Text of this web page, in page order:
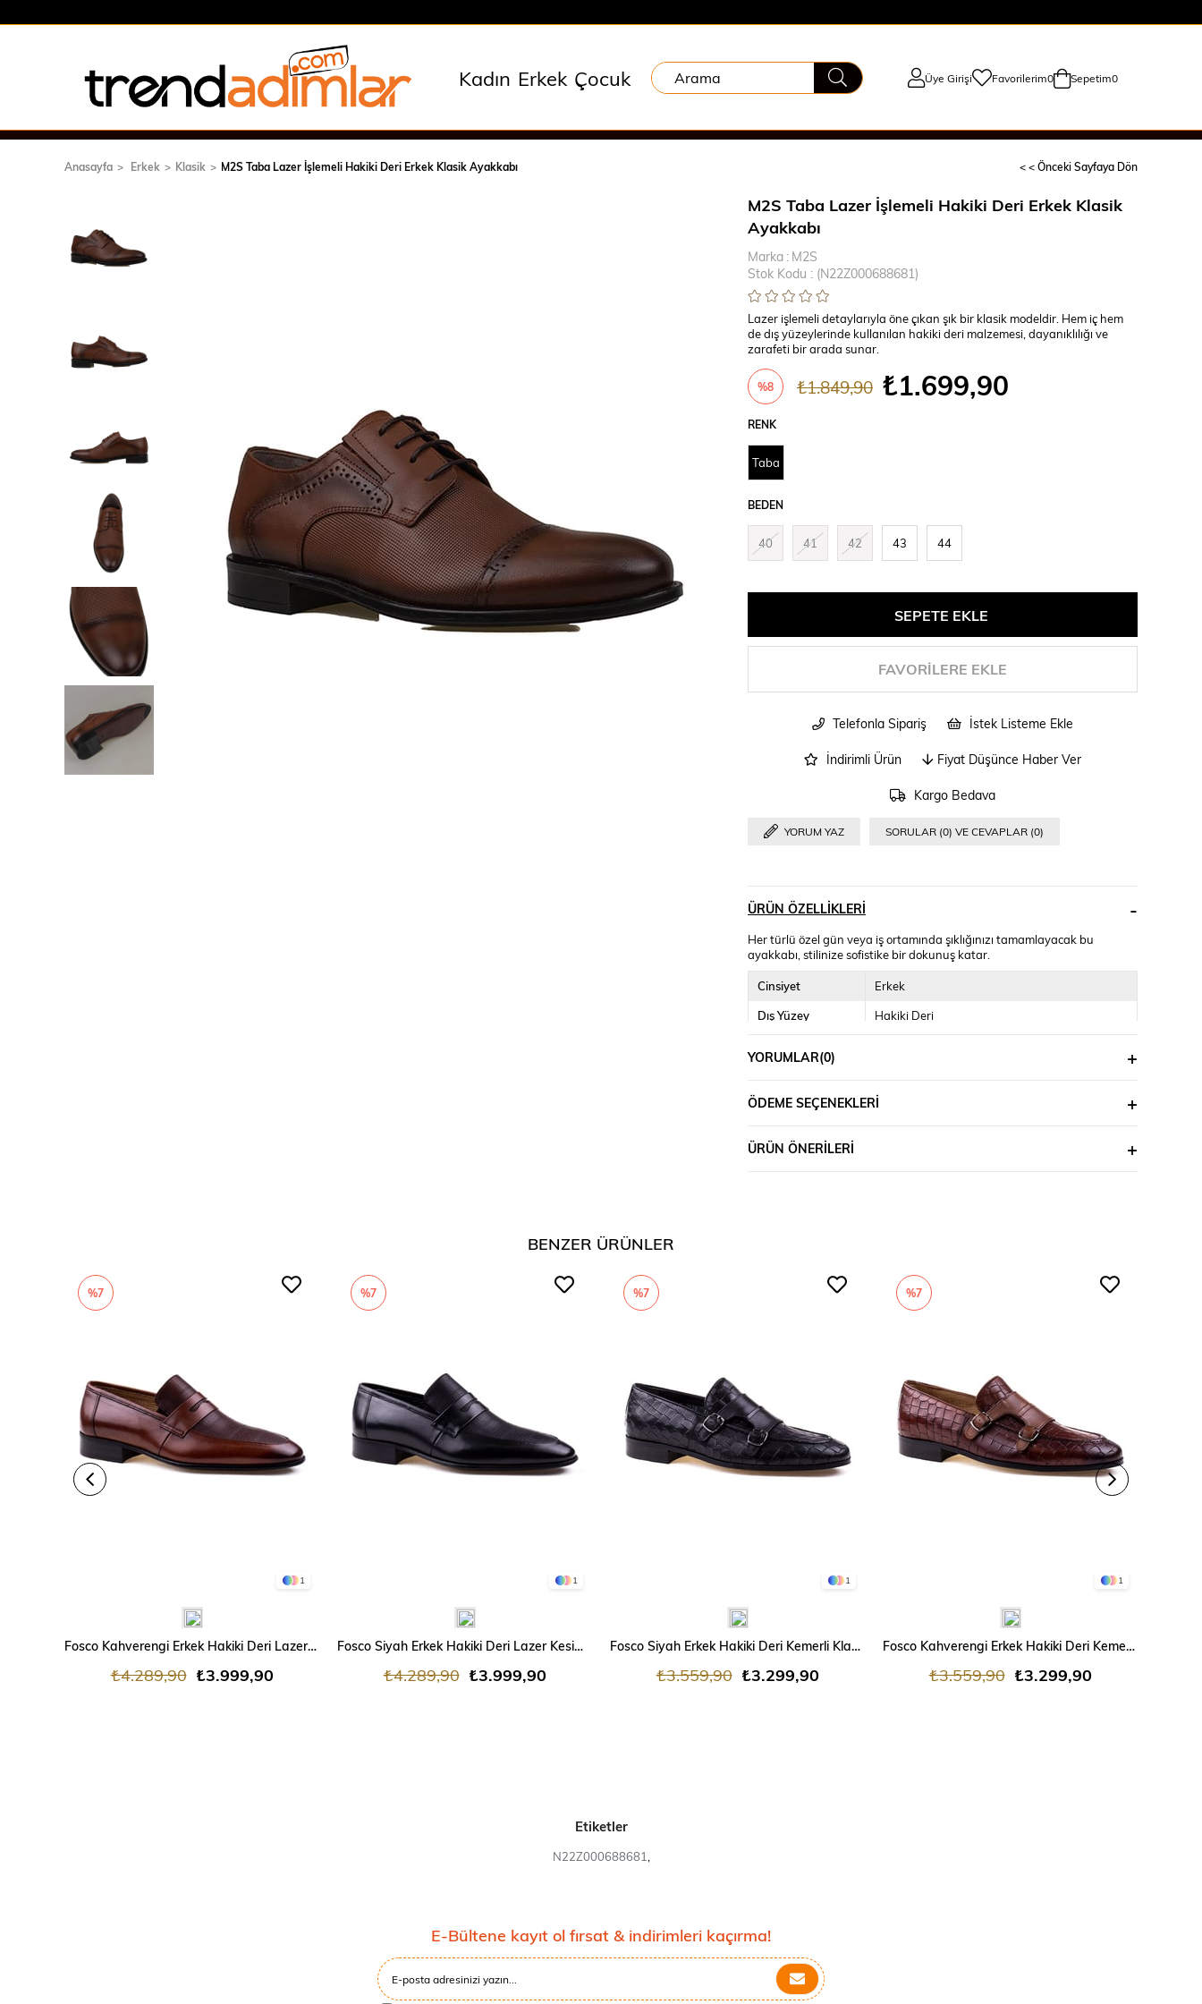
Kadın Erkek Çocuk Üye Girişi Favorilerim0 Sepetim0
Anasayfa Erkek Klasik M2S Taba Lazer İşlemeli Hakiki Deri Erkek Klasik Ayakkabı < < Önceki Sayfaya Dön
M2S Taba Lazer İşlemeli Hakiki Deri Erkek Klasik
Ayakkabı
Marka : M2S
Stok Kodu
(N22Z000688681)
Lazer işlemeli detaylarıyla öne çıkan şık bir klasik modeldir. Hem iç hem
de dış yüzeylerinde kullanılan hakiki deri malzemesi, dayanıklılığı ve
zarafeti bir arada sunar.
%8
İndirim
₺1.849,90 ₺1.699,90
RENK
Taba
BEDEN
40 41 42 43 44
FAVORILERE EKLE
Telefonla Sipariş İstek Listeme Ekle
İndirimli Ürün Fiyat Düşünce Haber Ver
Kargo Bedava
YORUM YAZ SORULAR (0) VE CEVAPLAR (0)
ÜRÜN ÖZELLIKLERI
Her türlü özel gün veya iş ortamında şıklığınızı tamamlayacak bu
ayakkabı, stilinize sofistike bir dokunuş katar.
Cinsiyet
Erkek
Dış Yüzey
Hakiki Deri
Kalıp
Normal
YORUMLAR(0)
ÖDEME SEÇENEKLERI
ÜRÜN ÖNERILERI
BENZER ÜRÜNLER
1
Fosco Kahverengi Erkek Hakiki Deri Lazer Kesim Bağcıksız Ayakkabı
₺3.999,90
₺4.289,90
%7
1
Fosco Siyah Erkek Hakiki Deri Lazer Kesim Bağcıksız Ayakkabı
₺3.999,90
₺4.289,90
%7
1
Fosco Siyah Erkek Hakiki Deri Kemerli Klasik Ayakkabı
₺3.299,90
₺3.559,90
%7
1
Fosco Kahverengi Erkek Hakiki Deri Kemerli Klasik Ayakkabı
₺3.299,90
₺3.559,90
%7
Etiketler
N22Z000688681
E-Bültene kayıt ol fırsat & indirimleri kaçırma!